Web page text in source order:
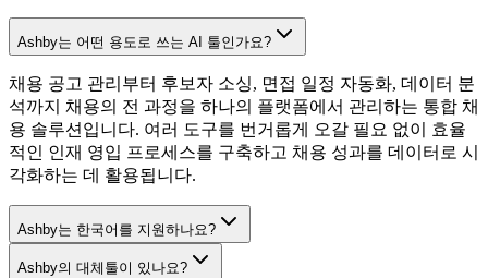
Ashby는 어떤 용도로 쓰는 AI 툴인가요?
채용 공고 관리부터 후보자 소싱, 면접 일정 자동화, 데이터 분
석까지 채용의 전 과정을 하나의 플랫폼에서 관리하는 통합 채
용 솔루션입니다. 여러 도구를 번거롭게 오갈 필요 없이 효율
적인 인재 영입 프로세스를 구축하고 채용 성과를 데이터로 시
각화하는 데 활용됩니다.
Ashby는 한국어를 지원하나요?
Ashby의 대체툴이 있나요?